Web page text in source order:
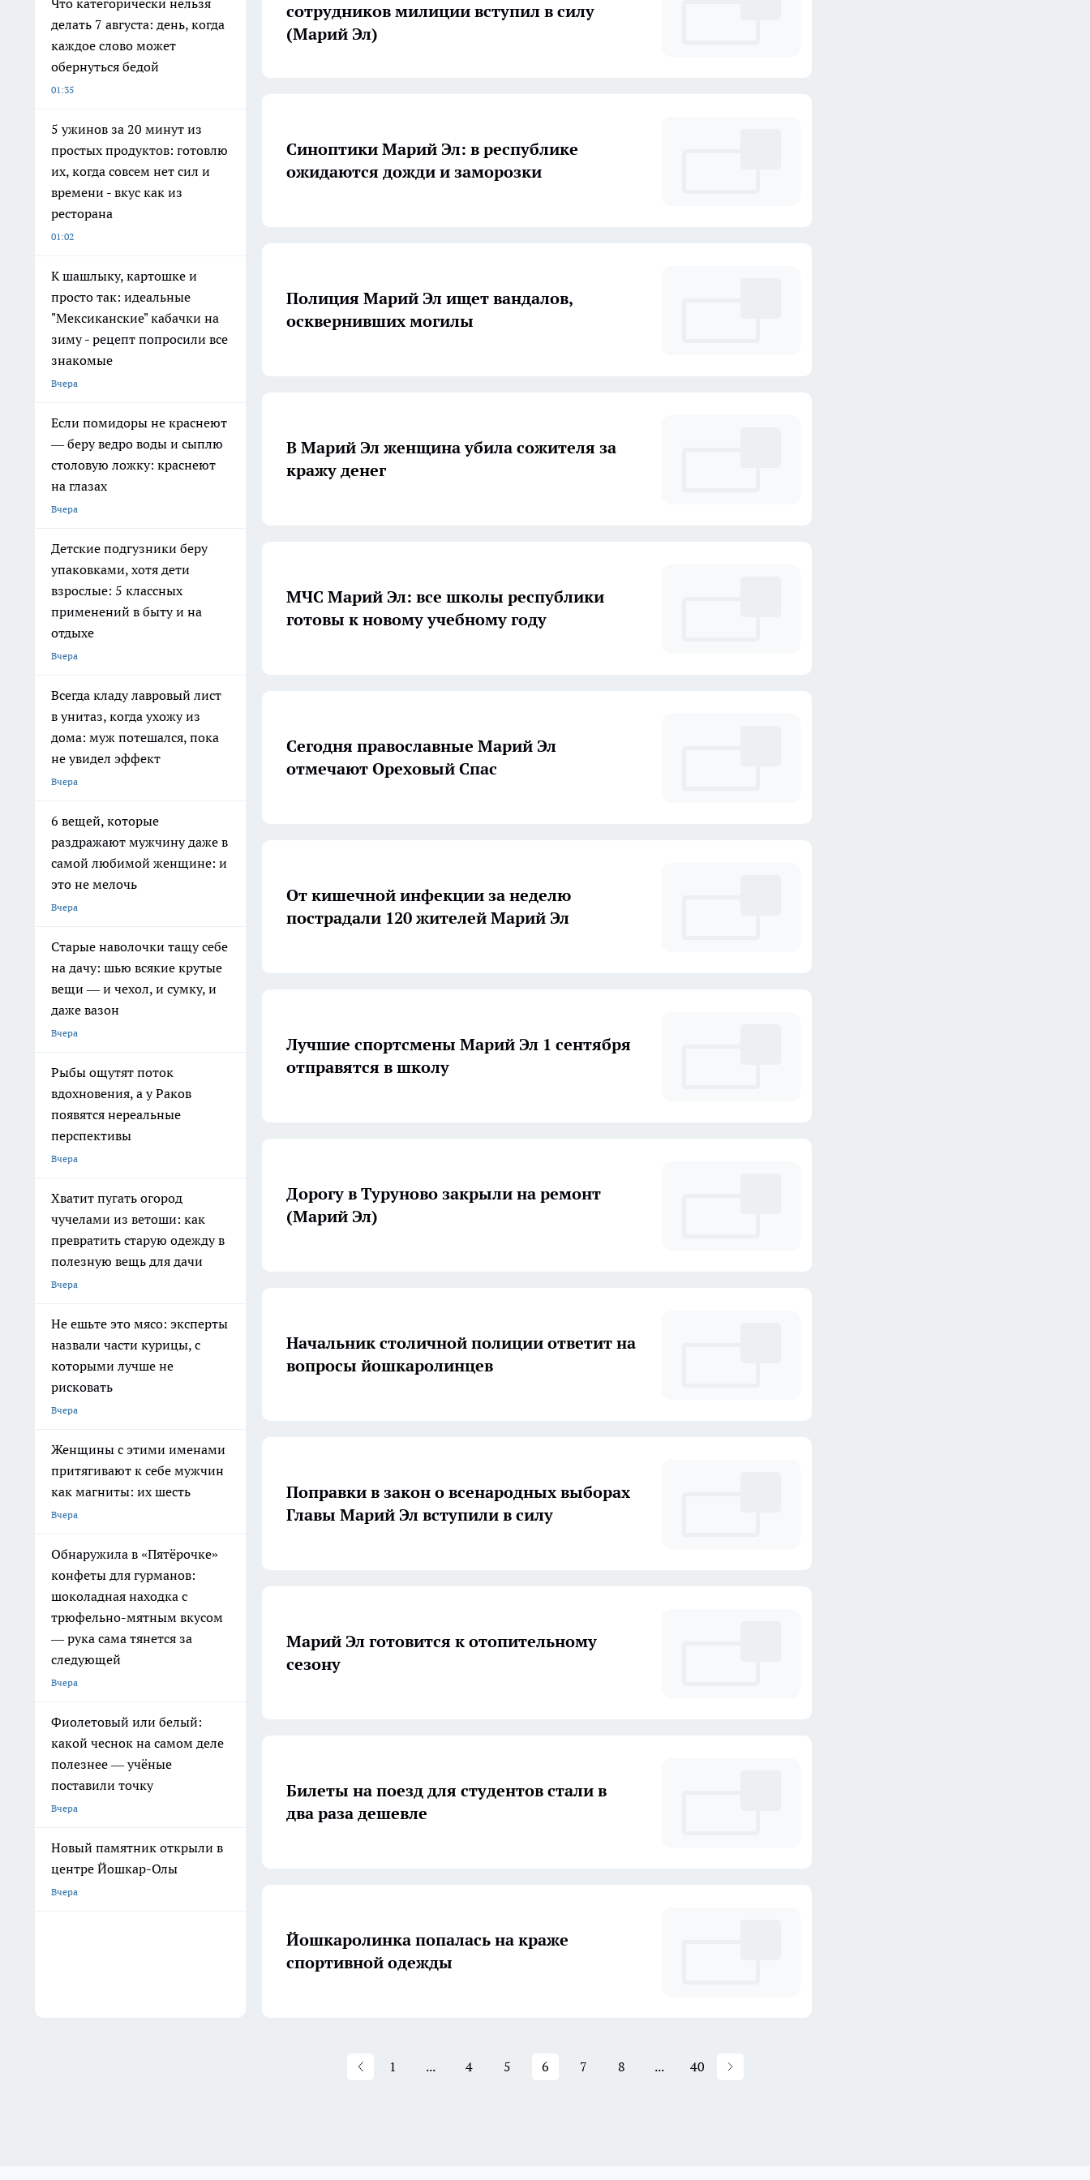
Что категорически нельзя
делать 7 августа: день, когда
каждое слово может
обернуться бедой
01:35
5 ужинов за 20 минут из
простых продуктов: готовлю
их, когда совсем нет сил и
времени - вкус как из
ресторана
01:02
К шашлыку, картошке и
просто так: идеальные
"Мексиканские" кабачки на
зиму - рецепт попросили все
знакомые
Вчера
Если помидоры не краснеют
— беру ведро воды и сыплю
столовую ложку: краснеют
на глазах
Вчера
Детские подгузники беру
упаковками, хотя дети
взрослые: 5 классных
применений в быту и на
отдыхе
Вчера
Всегда кладу лавровый лист
в унитаз, когда ухожу из
дома: муж потешался, пока
не увидел эффект
Вчера
6 вещей, которые
раздражают мужчину даже в
самой любимой женщине: и
это не мелочь
Вчера
Старые наволочки тащу себе
на дачу: шью всякие крутые
вещи — и чехол, и сумку, и
даже вазон
Вчера
Рыбы ощутят поток
вдохновения, а у Раков
появятся нереальные
перспективы
Вчера
Хватит пугать огород
чучелами из ветоши: как
превратить старую одежду в
полезную вещь для дачи
Вчера
Не ешьте это мясо: эксперты
назвали части курицы, с
которыми лучше не
рисковать
Вчера
Женщины с этими именами
притягивают к себе мужчин
как магниты: их шесть
Вчера
Обнаружила в «Пятёрочке»
конфеты для гурманов:
шоколадная находка с
трюфельно-мятным вкусом
— рука сама тянется за
следующей
Вчера
Фиолетовый или белый:
какой чеснок на самом деле
полезнее — учёные
поставили точку
Вчера
Новый памятник открыли в
центре Йошкар-Олы
Вчера
сотрудников милиции вступил в силу
(Марий Эл)
Синоптики Марий Эл: в республике
ожидаются дожди и заморозки
Полиция Марий Эл ищет вандалов,
осквернивших могилы
В Марий Эл женщина убила сожителя за
кражу денег
МЧС Марий Эл: все школы республики
готовы к новому учебному году
Сегодня православные Марий Эл
отмечают Ореховый Спас
От кишечной инфекции за неделю
пострадали 120 жителей Марий Эл
Лучшие спортсмены Марий Эл 1 сентября
отправятся в школу
Дорогу в Туруново закрыли на ремонт
(Марий Эл)
Начальник столичной полиции ответит на
вопросы йошкаролинцев
Поправки в закон о всенародных выборах
Главы Марий Эл вступили в силу
Марий Эл готовится к отопительному
сезону
Билеты на поезд для студентов стали в
два раза дешевле
Йошкаролинка попалась на краже
спортивной одежды
1 ... 4 5 6 7 8 ... 40